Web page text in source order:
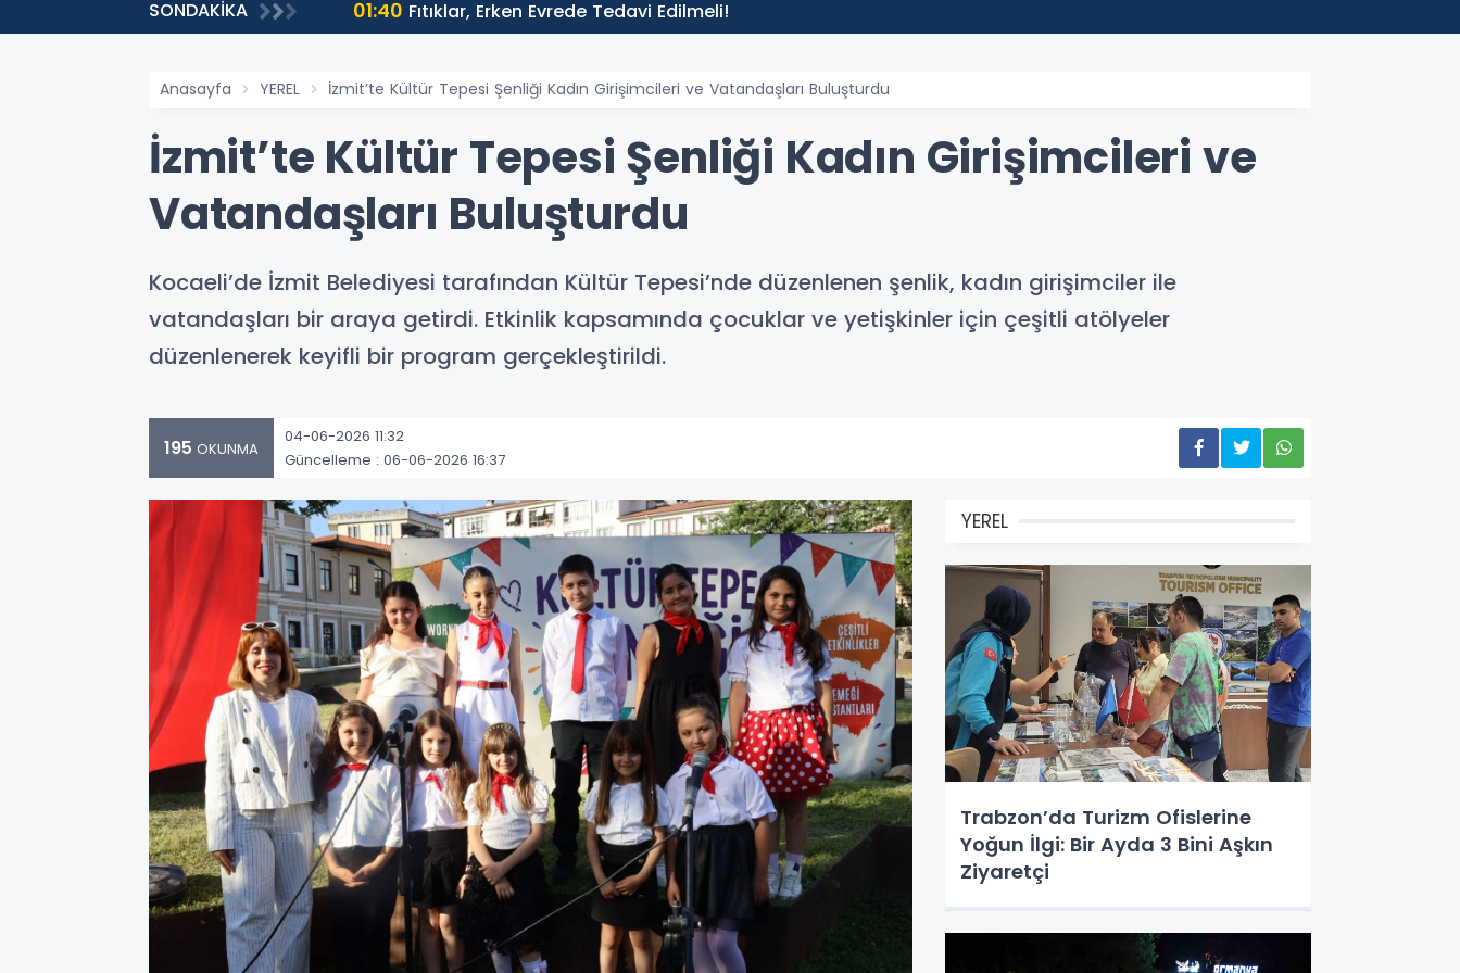
SONDAKİKA 01:40 Fıtıklar, Erken Evrede Tedavi Edilmeli!
Anasayfa YEREL İzmit’te Kültür Tepesi Şenliği Kadın Girişimcileri ve Vatandaşları Buluşturdu
İzmit’te Kültür Tepesi Şenliği Kadın Girişimcileri ve
Vatandaşları Buluşturdu
Kocaeli’de İzmit Belediyesi tarafından Kültür Tepesi’nde düzenlenen şenlik, kadın girişimciler ile
vatandaşları bir araya getirdi. Etkinlik kapsamında çocuklar ve yetişkinler için çeşitli atölyeler
düzenlenerek keyifli bir program gerçekleştirildi.
195 OKUNMA
04-06-2026 11:32
Güncelleme : 06-06-2026 16:37
YEREL
Trabzon’da Turizm Ofislerine
Yoğun İlgi: Bir Ayda 3 Bini Aşkın
Ziyaretçi